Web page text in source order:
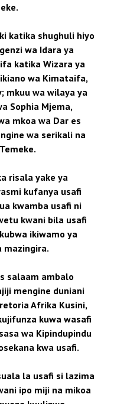
katika shughuli hiyo
wa Idara ya
katika Wizara ya
wa Kimataifa,
mkuu wa wilaya ya
Sophia Mjema,
mkoa wa Dar es
wa serikali na
risala yake ya
kufanya usafi
kwamba usafi ni
kwani bila usafi
ikiwamo ya
mazingira.
salaam ambalo
mengine duniani
Afrika Kusini,
kuwa wasafi
wa Kipindupindu
kwa usafi.
la usafi si lazima
ipo miji na mikoa